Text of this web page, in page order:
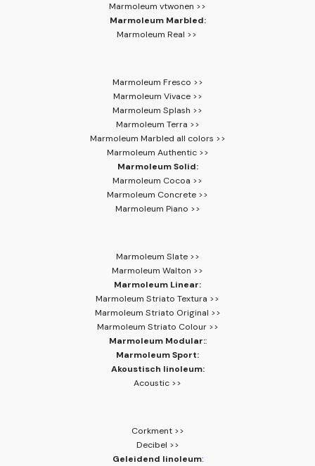
Marmoleum vtwonen >>
Marmoleum Marbled:
Marmoleum Real >>
Marmoleum Fresco >>
Marmoleum Vivace >>
Marmoleum Splash >>
Marmoleum Terra >>
Marmoleum Marbled all colors >>
Marmoleum Authentic >>
Marmoleum Solid:
Marmoleum Cocoa >>
Marmoleum Concrete >>
Marmoleum Piano >>
Marmoleum Slate >>
Marmoleum Walton >>
Marmoleum Linear:
Marmoleum Striato Textura >>
Marmoleum Striato Original >>
Marmoleum Striato Colour >>
Marmoleum Modular::
Marmoleum Sport:
Akoustisch linoleum:
Acoustic >>
Corkment >>
Decibel >>
Geleidend linoleum: